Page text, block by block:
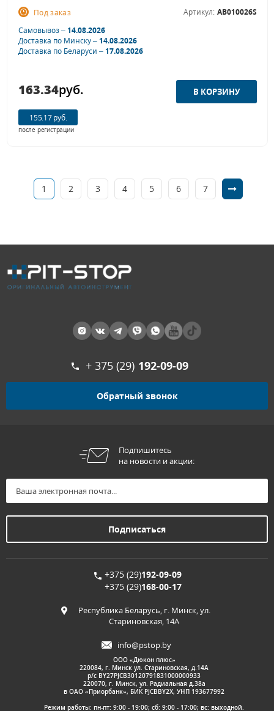
Под заказ
Артикул: AB010026S
Самовывоз –14.08.2026
Доставка по Минску –14.08.2026
Доставка по Беларуси –17.08.2026
163.34руб.
155.17 руб.
после регистрации
1 2 3 4 5 6 7
+ 375 (29) 192-09-09
Обратный звонок
Подпишитесь
на новости и акции:
+375 (29)192-09-09
+375 (29)168-00-17
Республика Беларусь, г. Минск, ул.
Стариновская, 14А
info@pstop.by
ООО «Дюкон плюс»
220084, г. Минск ул. Стариновская, д.14А
р/с BY27PJCB30120791831000000933
220070, г. Минск, ул. Радиальная д.38а
в ОАО «Приорбанк», БИК PJCBBY2X, УНП 193677992
Режим работы: пн-пт: 9:00 - 19:00; сб: 9:00 - 17:00; вс: выходной.